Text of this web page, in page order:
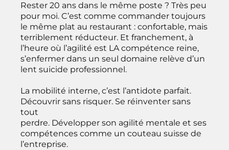
Rester 20 ans dans le même poste ? Très peu
pour moi. C’est comme commander toujours
le même plat au restaurant : confortable, mais
terriblement réducteur. Et franchement, à
l’heure où l’agilité est LA compétence reine,
s’enfermer dans un seul domaine relève d’un
lent suicide professionnel.
La mobilité interne, c’est l’antidote parfait.
Découvrir sans risquer. Se réinventer sans
tout
perdre. Développer son agilité mentale et ses
compétences comme un couteau suisse de
l’entreprise.